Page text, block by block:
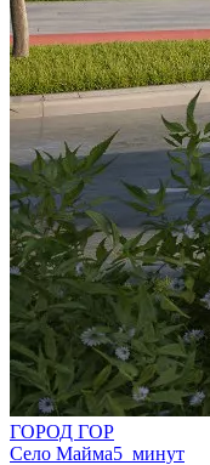
ГОРОД ГОР
Село Майма5 минут